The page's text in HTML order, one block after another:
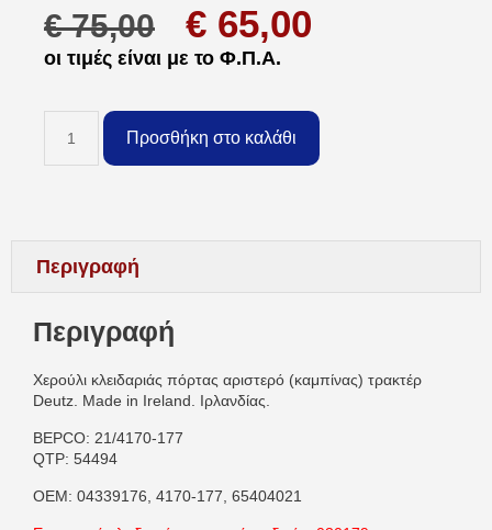
€75,00 € 65,00
οι τιμές είναι με το Φ.Π.Α.
Προσθήκη στο καλάθι
Περιγραφή
Περιγραφή
Χερούλι κλειδαριάς πόρτας αριστερό (καμπίνας) τρακτέρ
Deutz. Made in Ireland. Ιρλανδίας.
BEPCO: 21/4170-177
QTP: 54494
OEM: 04339176, 4170-177, 65404021